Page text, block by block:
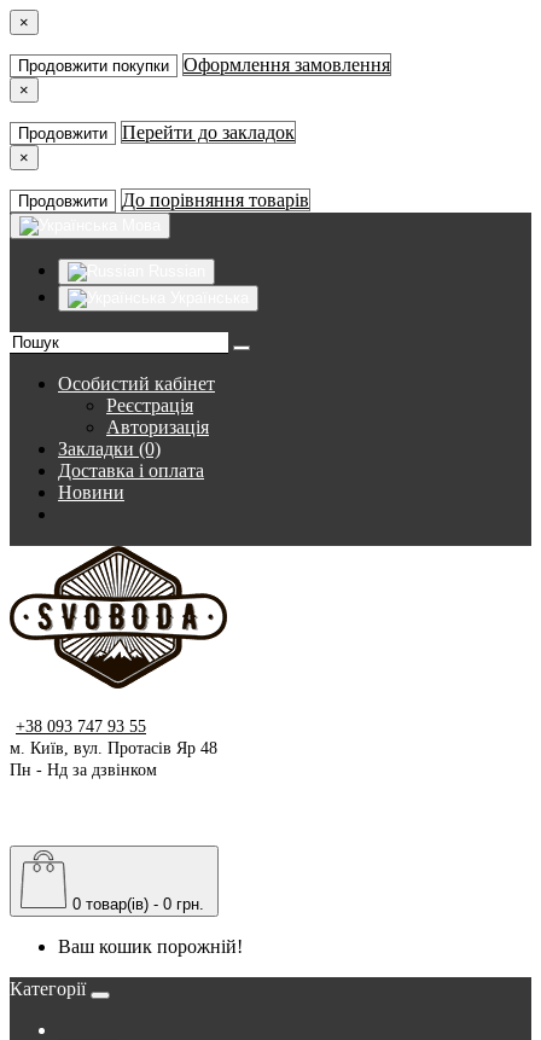
×
Продовжити покупки Оформлення замовлення
×
Продовжити Перейти до закладок
×
Продовжити До порівняння товарів
Особистий кабінет
Реєстрація
Авторизація
Закладки (0)
Доставка і оплата
Новини
+38 093 747 93 55
м. Київ, вул. Протасів Яр 48
Пн - Нд за дзвінком
0 товар(ів) - 0 грн.
Ваш кошик порожній!
Категорії